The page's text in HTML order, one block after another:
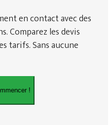
en contact avec des
Comparez les devis
tarifs. Sans aucune
!